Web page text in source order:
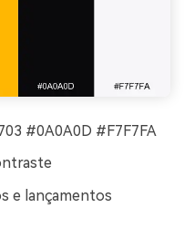
#0A0A0D #F7F7FA
e lançamentos